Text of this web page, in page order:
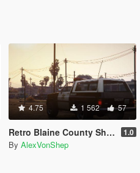
4.75 1 562 57
Retro Blaine County Sheriff [Rural Style] 1.0
By AlexVonShep